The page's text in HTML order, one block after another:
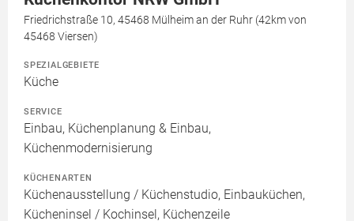
Friedrichstraße 10, 45468 Mülheim an der Ruhr (42km von
45468 Viersen)
SPEZIALGEBIETE
Küche
SERVICE
Einbau, Küchenplanung & Einbau,
Küchenmodernisierung
KÜCHENARTEN
Küchenausstellung / Küchenstudio, Einbauküchen,
Kücheninsel / Kochinsel, Küchenzeile